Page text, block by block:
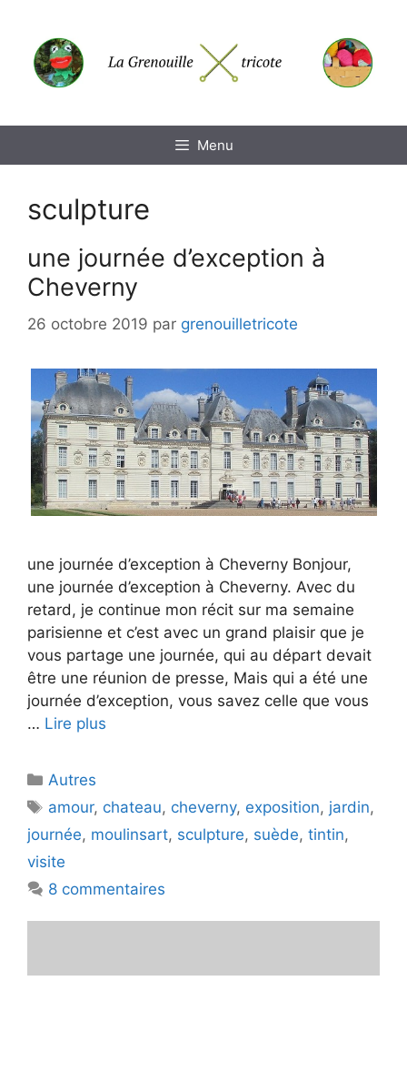
contenu
Menu
sculpture
une journée d’exception à
Cheverny
26 octobre 2019 par grenouilletricote
une journée d’exception à Cheverny Bonjour,
une journée d’exception à Cheverny. Avec du
retard, je continue mon récit sur ma semaine
parisienne et c’est avec un grand plaisir que je
vous partage une journée, qui au départ devait
être une réunion de presse, Mais qui a été une
journée d’exception, vous savez celle que vous
… Lire plus
Catégories
Autres
Étiquettes
amour, chateau, cheverny, exposition, jardin,
journée, moulinsart, sculpture, suède, tintin,
visite
8 commentaires